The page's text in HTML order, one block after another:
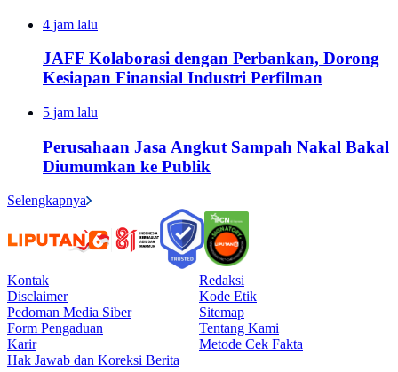
4 jam lalu
JAFF Kolaborasi dengan Perbankan, Dorong
Kesiapan Finansial Industri Perfilman
5 jam lalu
Perusahaan Jasa Angkut Sampah Nakal Bakal
Diumumkan ke Publik
Selengkapnya
Kontak
Redaksi
Disclaimer
Kode Etik
Pedoman Media Siber
Sitemap
Form Pengaduan
Tentang Kami
Karir
Metode Cek Fakta
Hak Jawab dan Koreksi Berita